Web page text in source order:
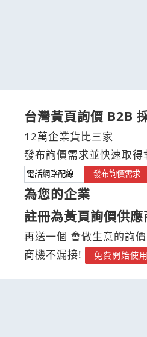
台灣黃頁詢價 B2B
12萬企業貨比三家
發布詢價需求並快速取得
發布詢價需求
為您的企業
註冊為黃頁詢價供應
再送一個 會做生意的詢
商機不漏接!
免費開始使用